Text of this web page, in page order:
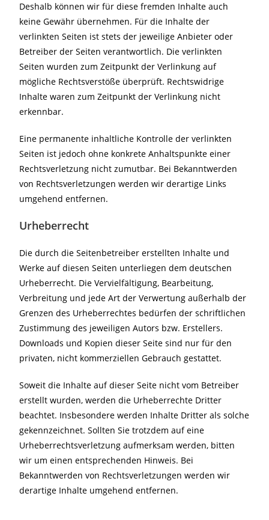
Deshalb können wir für diese fremden Inhalte auch
keine Gewähr übernehmen. Für die Inhalte der
verlinkten Seiten ist stets der jeweilige Anbieter oder
Betreiber der Seiten verantwortlich. Die verlinkten
Seiten wurden zum Zeitpunkt der Verlinkung auf
mögliche Rechtsverstöße überprüft. Rechtswidrige
Inhalte waren zum Zeitpunkt der Verlinkung nicht
erkennbar.
Eine permanente inhaltliche Kontrolle der verlinkten
Seiten ist jedoch ohne konkrete Anhaltspunkte einer
Rechtsverletzung nicht zumutbar. Bei Bekanntwerden
von Rechtsverletzungen werden wir derartige Links
umgehend entfernen.
Urheberrecht
Die durch die Seitenbetreiber erstellten Inhalte und
Werke auf diesen Seiten unterliegen dem deutschen
Urheberrecht. Die Vervielfältigung, Bearbeitung,
Verbreitung und jede Art der Verwertung außerhalb der
Grenzen des Urheberrechtes bedürfen der schriftlichen
Zustimmung des jeweiligen Autors bzw. Erstellers.
Downloads und Kopien dieser Seite sind nur für den
privaten, nicht kommerziellen Gebrauch gestattet.
Soweit die Inhalte auf dieser Seite nicht vom Betreiber
erstellt wurden, werden die Urheberrechte Dritter
beachtet. Insbesondere werden Inhalte Dritter als solche
gekennzeichnet. Sollten Sie trotzdem auf eine
Urheberrechtsverletzung aufmerksam werden, bitten
wir um einen entsprechenden Hinweis. Bei
Bekanntwerden von Rechtsverletzungen werden wir
derartige Inhalte umgehend entfernen.